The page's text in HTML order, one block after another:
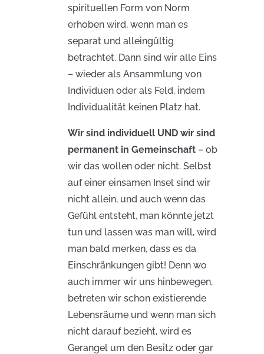
spirituellen Form von Norm
erhoben wird, wenn man es
separat und alleingültig
betrachtet. Dann sind wir alle Eins
– wieder als Ansammlung von
Individuen oder als Feld, indem
Individualität keinen Platz hat.
Wir sind individuell UND wir sind
permanent in Gemeinschaft– ob
wir das wollen oder nicht. Selbst
auf einer einsamen Insel sind wir
nicht allein, und auch wenn das
Gefühl entsteht, man könnte jetzt
tun und lassen was man will, wird
man bald merken, dass es da
Einschränkungen gibt! Denn wo
auch immer wir uns hinbewegen,
betreten wir schon existierende
Lebensräume und wenn man sich
nicht darauf bezieht, wird es
Gerangel um den Besitz oder gar